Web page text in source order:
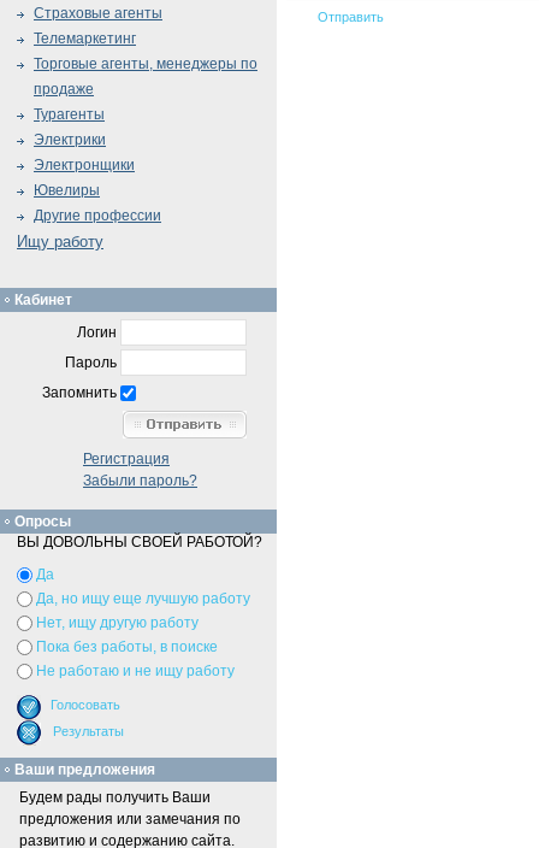
Страховые агенты
Телемаркетинг
Торговые агенты, менеджеры по
продаже
Турагенты
Электрики
Электронщики
Ювелиры
Другие профессии
Ищу работу
Кабинет
Логин
Пароль
Запомнить
Регистрация
Забыли пароль?
Опросы
ВЫ ДОВОЛЬНЫ СВОЕЙ РАБОТОЙ?
Да
Да, но ищу еще лучшую работу
Нет, ищу другую работу
Пока без работы, в поиске
Не работаю и не ищу работу
Ваши предложения
Будем рады получить Ваши
предложения или замечания по
развитию и содержанию сайта.